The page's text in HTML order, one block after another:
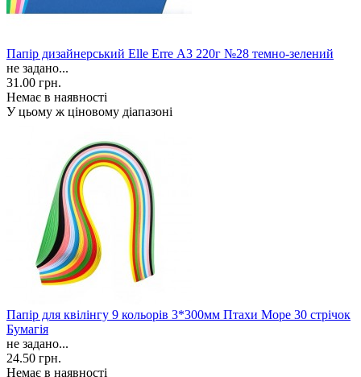
Папір дизайнерський Elle Erre А3 220г №28 темно-зелений
не задано...
31.00 грн.
Немає в наявності
У цьому ж ціновому діапазоні
Папір для квілінгу 9 кольорів 3*300мм Птахи Море 30 стрічок
Бумагія
не задано...
24.50 грн.
Немає в наявності